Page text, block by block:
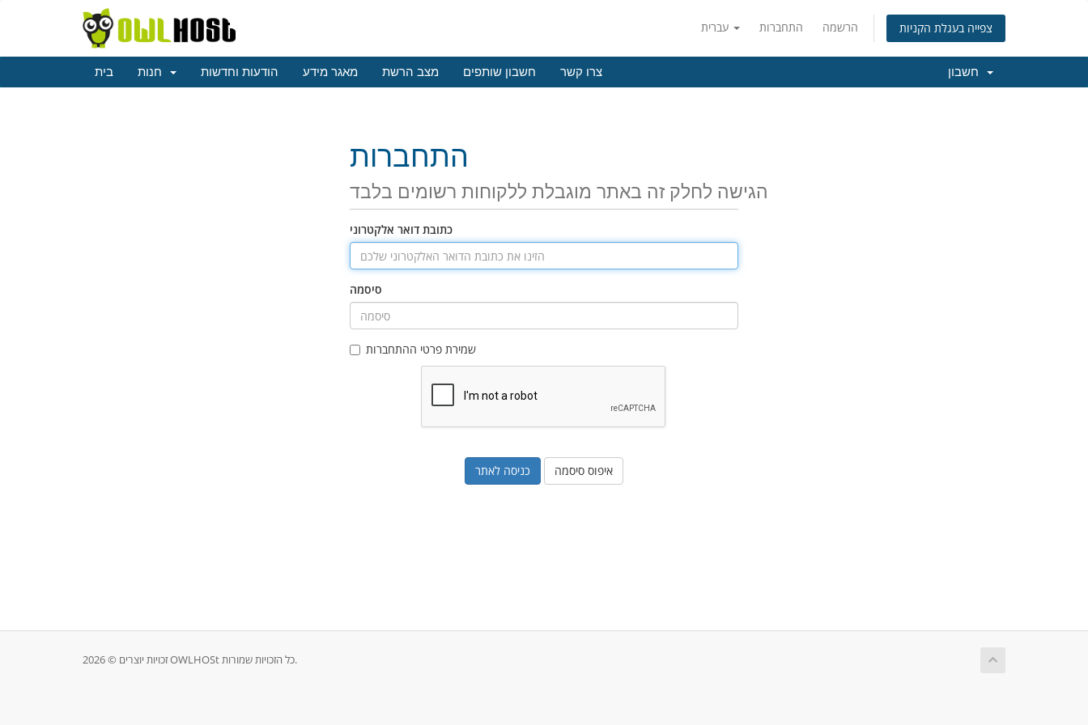
התחברות הרשמה צפייה בעגלת הקניות
בית הודעות וחדשות מאגר מידע מצב הרשת חשבון שותפים צרו קשר
התחברות
הגישה לחלק זה באתר מוגבלת ללקוחות רשומים בלבד
כתובת דואר אלקטרוני
סיסמה
שמירת פרטי ההתחברות
איפוס סיסמה
זכויות יוצרים © 2026 OWLHOSt כל הזכויות שמורות.